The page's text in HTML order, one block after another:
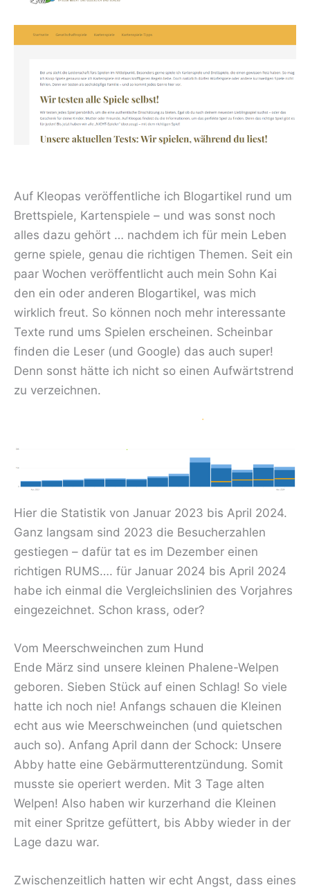
Auf Kleopas veröffentliche ich Blogartikel rund um
Brettspiele, Kartenspiele – und was sonst noch
alles dazu gehört … nachdem ich für mein Leben
gerne spiele, genau die richtigen Themen. Seit ein
paar Wochen veröffentlicht auch mein Sohn Kai
den ein oder anderen Blogartikel, was mich
wirklich freut. So können noch mehr interessante
Texte rund ums Spielen erscheinen. Scheinbar
finden die Leser (und Google) das auch super!
Denn sonst hätte ich nicht so einen Aufwärtstrend
zu verzeichnen.
Hier die Statistik von Januar 2023 bis April 2024.
Ganz langsam sind 2023 die Besucherzahlen
gestiegen – dafür tat es im Dezember einen
richtigen RUMS…. für Januar 2024 bis April 2024
habe ich einmal die Vergleichslinien des Vorjahres
eingezeichnet. Schon krass, oder?
Vom Meerschweinchen zum Hund
Ende März sind unsere kleinen Phalene-Welpen
geboren. Sieben Stück auf einen Schlag! So viele
hatte ich noch nie! Anfangs schauen die Kleinen
echt aus wie Meerschweinchen (und quietschen
auch so). Anfang April dann der Schock: Unsere
Abby hatte eine Gebärmutterentzündung. Somit
musste sie operiert werden. Mit 3 Tage alten
Welpen! Also haben wir kurzerhand die Kleinen
mit einer Spritze gefüttert, bis Abby wieder in der
Lage dazu war.
Zwischenzeitlich hatten wir echt Angst, dass eines